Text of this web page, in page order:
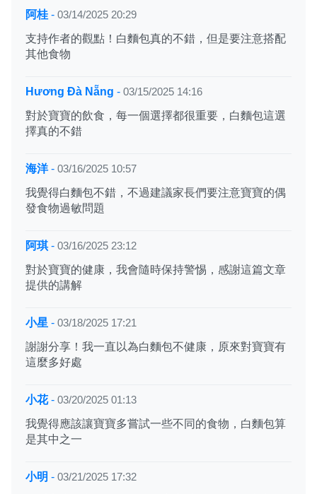
阿桂 - 03/14/2025 20:29
支持作者的觀點！白麵包真的不錯，但是要注意搭配
其他食物
Hương Đà Nẵng - 03/15/2025 14:16
對於寶寶的飲食，每一個選擇都很重要，白麵包這選
擇真的不錯
海洋- 03/16/2025 10:57
我覺得白麵包不錯，不過建議家長們要注意寶寶的偶
發食物過敏問題
阿琪- 03/16/2025 23:12
對於寶寶的健康，我會隨時保持警惕，感謝這篇文章
提供的講解
小星 - 03/18/2025 17:21
謝謝分享！我一直以為白麵包不健康，原來對寶寶有
這麼多好處
小花- 03/20/2025 01:13
我覺得應該讓寶寶多嘗試一些不同的食物，白麵包算
是其中之一
小明 - 03/21/2025 17:32